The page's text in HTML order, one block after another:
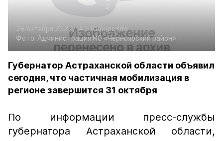
28 октября 2022, 14:57Общество
Фото: Администрация МО «Черноярский район»
Губернатор Астраханской области объявил
сегодня, что частичная мобилизация в
регионе завершится 31 октября
По информации пресс-службы
губернатора Астраханской области,